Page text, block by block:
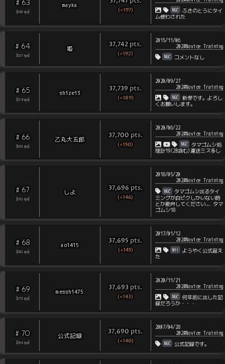
# 63
[340 rps
mayka
(+197) NGC
ふきのとうにタイ
ム使わされた
# 64
[327 rps
姫 37,742 pts.
(+192)
2015/11/06
202#Novice Training
NGC コメントなし
# 65
[315 rps
shizei3 37,739 pts.
(+189)
2020/09/27
202#Novice Training
NGC
新参です。よろし
くお願いします。
# 66
[303 rps
乙丸大五郎 37,700 pts.
(+150)
2020/06/22
202#Novice Training
NGC
タマゴムシ処
理計19(2B含む)運送ミス多し
# 67
[292 rps
しよ 37,696 pts.
(+146)
2018/05/20
202#Novice Training
NGC
タマゴムシ出るタイ
ミングが白ピクしかいない時
とか勘弁してください…… タマ
ゴムシ18
# 68
[282 rps
ao1415 37,695 pts.
(+145)
2017/01/12
202#Novice Training
Wii
ようやく公式超え
た
# 69
[273 rps
messhi475 37,693 pts.
(+143)
2020/11/21
202#Novice Training
NGC
何年前に出した記
録だろうか・・・
# 70
[264 rps
公式記録 37,690 pts.
(+140)
2007/04/28
202#Novice Training
NGC 公式記録です。